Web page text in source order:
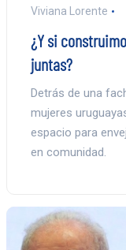
Viviana Lorente
¿Y si
juntas?
Detrás de una
mujeres
espacio para
en comunidad.